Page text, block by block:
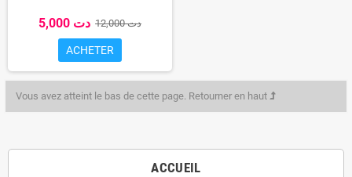
ACCUEIL
5,000 دت 12,000 دت
ACHETER
Vous avez atteint le bas de cette page. Retourner en haut